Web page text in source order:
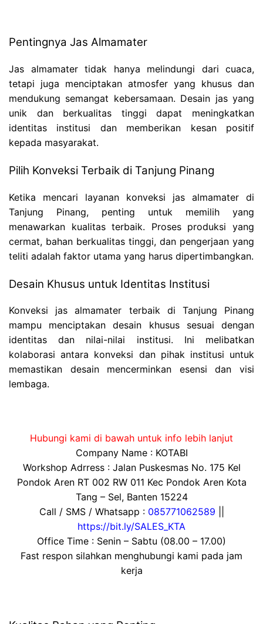
Pentingnya Jas Almamater
Jas almamater tidak hanya melindungi dari cuaca,
tetapi juga menciptakan atmosfer yang khusus dan
mendukung semangat kebersamaan. Desain jas yang
unik dan berkualitas tinggi dapat meningkatkan
identitas institusi dan memberikan kesan positif
kepada masyarakat.
Pilih Konveksi Terbaik di Tanjung Pinang
Ketika mencari layanan konveksi jas almamater di
Tanjung Pinang, penting untuk memilih yang
menawarkan kualitas terbaik. Proses produksi yang
cermat, bahan berkualitas tinggi, dan pengerjaan yang
teliti adalah faktor utama yang harus dipertimbangkan.
Desain Khusus untuk Identitas Institusi
Konveksi jas almamater terbaik di Tanjung Pinang
mampu menciptakan desain khusus sesuai dengan
identitas dan nilai-nilai institusi. Ini melibatkan
kolaborasi antara konveksi dan pihak institusi untuk
memastikan desain mencerminkan esensi dan visi
lembaga.
Hubungi kami di bawah untuk info lebih lanjut
Company Name : KOTABI
Workshop Adrress : Jalan Puskesmas No. 175 Kel
Pondok Aren RT 002 RW 011 Kec Pondok Aren Kota
Tang – Sel, Banten 15224
Call / SMS / Whatsapp : 085771062589
https://bit.ly/SALES_KTA
Office Time : Senin – Sabtu (08.00 – 17.00)
Fast respon silahkan menghubungi kami pada jam
kerja